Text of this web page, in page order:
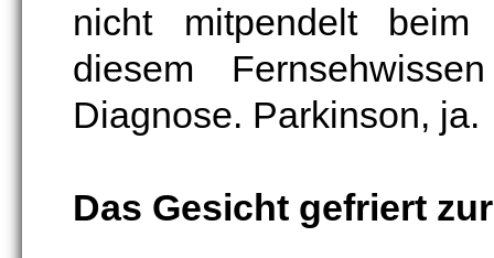
nicht mitpendelt
diesem
Diagnose. Parkinson, ja.
Das Gesicht gefriert